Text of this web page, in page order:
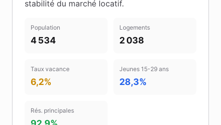
stabilité du marché locatif.
Population
4 534
Logements
2 038
Taux vacance
6,2%
Jeunes 15-29 ans
28,3%
Rés. principales